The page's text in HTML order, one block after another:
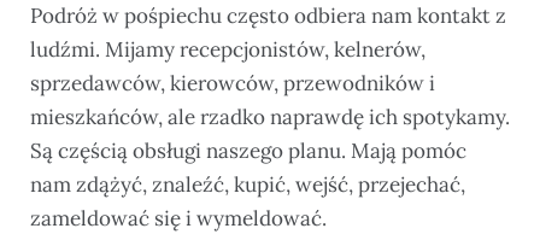
Podróż w pośpiechu często odbiera nam kontakt z
ludźmi. Mijamy recepcjonistów, kelnerów,
sprzedawców, kierowców, przewodników i
mieszkańców, ale rzadko naprawdę ich spotykamy.
Są częścią obsługi naszego planu. Mają pomóc
nam zdążyć, znaleźć, kupić, wejść, przejechać,
zameldować się i wymeldować.